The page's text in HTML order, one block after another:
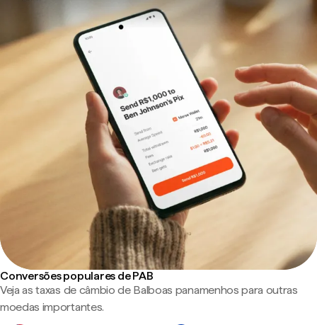
Conversões populares de PAB
Veja as taxas de câmbio de Balboas panamenhos para outras
moedas importantes.